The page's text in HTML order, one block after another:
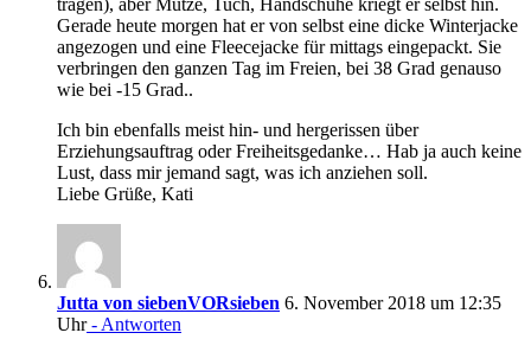
Gerade heute morgen hat er von selbst eine dicke Winterjacke
angezogen und eine Fleecejacke für mittags eingepackt. Sie
verbringen den ganzen Tag im Freien, bei 38 Grad genauso
wie bei -15 Grad..
Ich bin ebenfalls meist hin- und hergerissen über
Erziehungsauftrag oder Freiheitsgedanke… Hab ja auch keine
Lust, dass mir jemand sagt, was ich anziehen soll.
Liebe Grüße, Kati
Jutta von siebenVORsieben 6. November 2018 um 12:35
Uhr- Antworten